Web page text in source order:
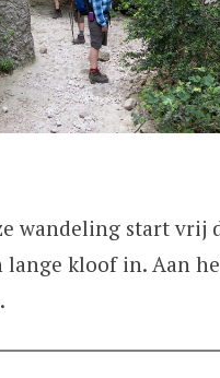
wandeling start vrij
lange kloof in. Aan